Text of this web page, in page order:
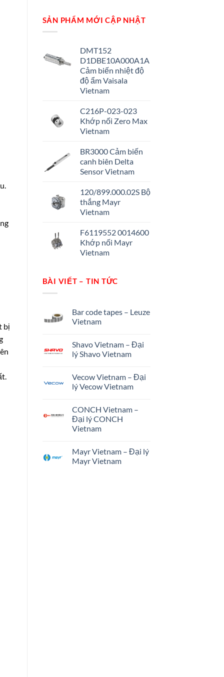
bị
SẢN PHẨM MỚI CẬP NHẬT
DMT152
D1DBE10A000A1A
Cảm biến nhiệt độ
độ ẩm Vaisala
Vietnam
C216P-023-023
Khớp nối Zero Max
Vietnam
BR3000 Cảm biến
canh biên Delta
Sensor Vietnam
120/899.000.02S Bộ
thắng Mayr
Vietnam
F6119552 0014600
Khớp nối Mayr
Vietnam
BÀI VIẾT – TIN TỨC
Bar code tapes – Leuze
Vietnam
Shavo Vietnam – Đại
lý Shavo Vietnam
Vecow Vietnam – Đại
lý Vecow Vietnam
CONCH Vietnam –
Đại lý CONCH
Vietnam
Mayr Vietnam – Đại lý
Mayr Vietnam